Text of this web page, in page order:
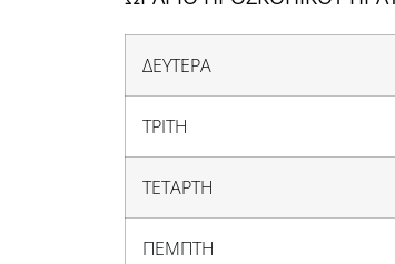
ΔΕΥΤΕΡΑ
ΤΡΙΤΗ
ΤΕΤΑΡΤΗ
ΠΕΜΠΤΗ